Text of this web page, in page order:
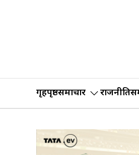
गृहपृष्ठसमाचार राजनीति